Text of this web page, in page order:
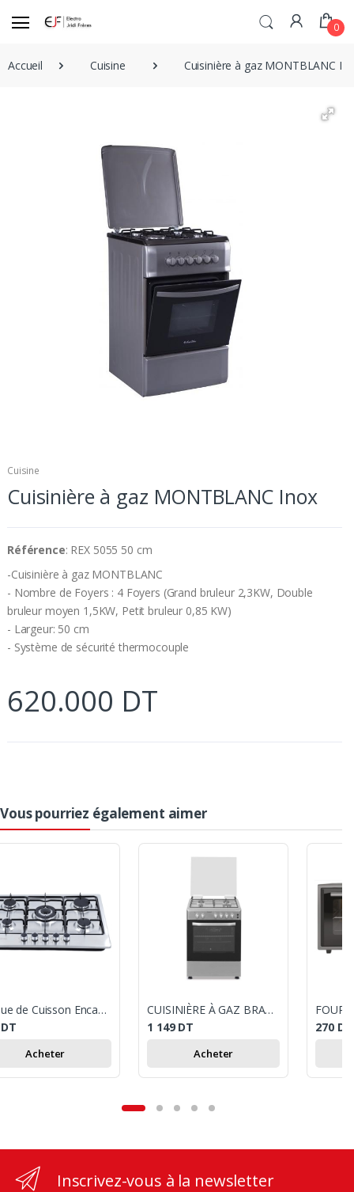
0
Accueil Cuisine Cuisinière à gaz MONTBLANC
Cuisine
Cuisinière à gaz MONTBLANC Inox
Référence: REX 5055 50 cm
-Cuisinière à gaz MONTBLANC
- Nombre de Foyers : 4 Foyers (Grand bruleur 2,3KW, Double
bruleur moyen 1,5KW, Petit bruleur 0,85 KW)
- Largeur: 50 cm
- Système de sécurité thermocouple
620.000 DT
Vous pourriez également aimer
Plaque de Cuisson Encastrable Orient 5 Feux 70Cm Inox
DT
Acheter
CUISINIÈRE À GAZ BRANDT BGE6241X 60 CM 4 FEUX
1 149 DT
Acheter
270 DT
Inscrivez-vous à la newsletter